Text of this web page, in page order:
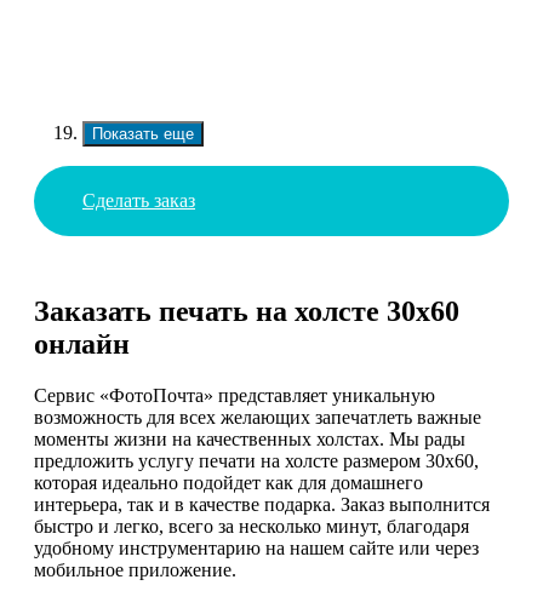
Показать еще
Сделать заказ
Заказать печать на холсте 30х60
онлайн
Сервис «ФотоПочта» представляет уникальную
возможность для всех желающих запечатлеть важные
моменты жизни на качественных холстах. Мы рады
предложить услугу печати на холсте размером 30х60,
которая идеально подойдет как для домашнего
интерьера, так и в качестве подарка. Заказ выполнится
быстро и легко, всего за несколько минут, благодаря
удобному инструментарию на нашем сайте или через
мобильное приложение.